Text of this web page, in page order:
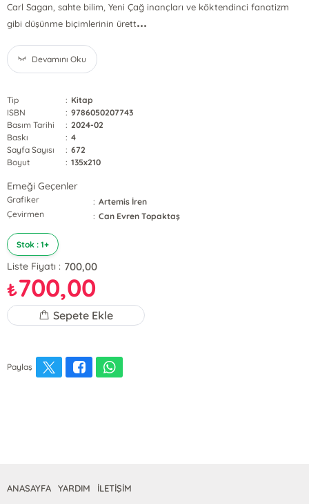
Carl Sagan, sahte bilim, Yeni Çağ inançları ve köktendinci fanatizm
gibi düşünme biçimlerinin ürett...
Devamını Oku
Tip : Kitap
ISBN
: 9786050207743
Basım Tarihi
: 2024-02
Baskı
: 4
Sayfa Sayısı
: 672
Boyut
: 135x210
Emeği Geçenler
Grafiker : Artemis İren
Çevirmen
: Can Evren Topaktaş
Stok : 1+
Liste Fiyatı : 700,00
₺700,00
Sepete Ekle
Paylaş
ANASAYFA YARDIM İLETİŞİM